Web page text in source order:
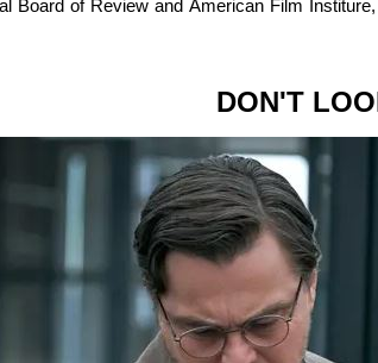
Board of Review and American Film
DON'T